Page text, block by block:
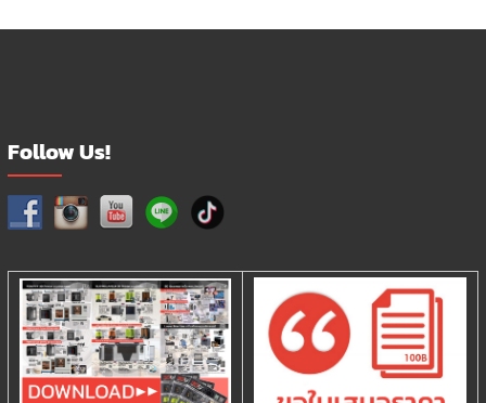
Follow Us!